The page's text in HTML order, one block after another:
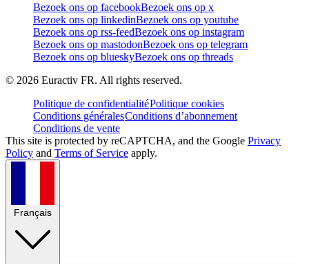
Bezoek ons op facebookBezoek ons op x
Bezoek ons op linkedinBezoek ons op youtube
Bezoek ons op rss-feedBezoek ons op instagram
Bezoek ons op mastodonBezoek ons op telegram
Bezoek ons op blueskyBezoek ons op threads
© 2026 Euractiv FR. All rights reserved.
Politique de confidentialitéPolitique cookies
Conditions généralesConditions d’abonnement
Conditions de vente
This site is protected by reCAPTCHA, and the Google Privacy
Policy and Terms of Service apply.
Français